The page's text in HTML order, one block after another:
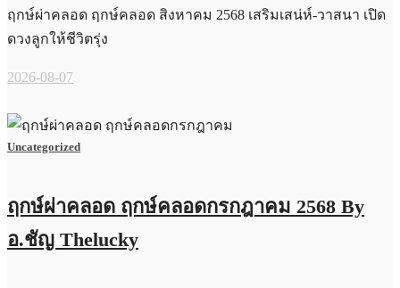
ฤกษ์ผ่าคลอด ฤกษ์คลอด สิงหาคม 2568 เสริมเสน่ห์-วาสนา เปิด
ดวงลูกให้ชีวิตรุ่ง
2026-08-07
Uncategorized
ฤกษ์ผ่าคลอด ฤกษ์คลอดกรกฎาคม 2568 By
อ.ชัญ Thelucky